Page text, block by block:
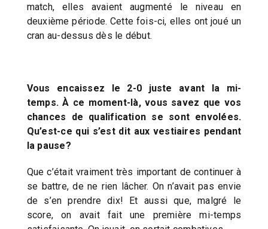
match, elles avaient augmenté le niveau en
deuxième période. Cette fois-ci, elles ont joué un
cran au-dessus dès le début.
Vous encaissez le 2-0 juste avant la mi-
temps. À ce moment-là, vous savez que vos
chances de qualification se sont envolées.
Qu’est-ce qui s’est dit aux vestiaires pendant
la pause?
Que c’était vraiment très important de continuer à
se battre, de ne rien lâcher. On n’avait pas envie
de s’en prendre dix! Et aussi que, malgré le
score, on avait fait une première mi-temps